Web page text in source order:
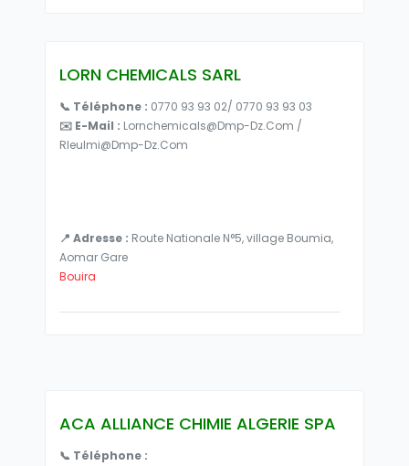
LORN CHEMICALS SARL
📞 Téléphone : 0770 93 93 02/ 0770 93 93 03
✉️ E-Mail : Lornchemicals@dmp-Dz.com /
Rleulmi@dmp-Dz.com
📍 Adresse : Route Nationale N°5, village Boumia,
Aomar Gare
Bouira
ACA ALLIANCE CHIMIE ALGERIE SPA
📞 Téléphone :